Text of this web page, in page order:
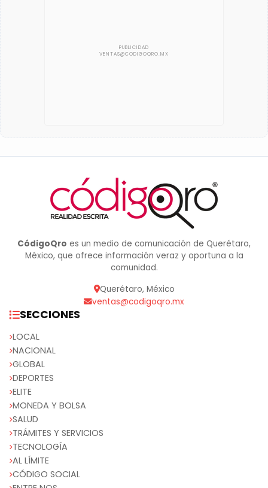
CódigoQro es un medio de comunicación de Querétaro,
México, que ofrece información veraz y oportuna a la
comunidad.
Querétaro, México
ventas@codigoqro.mx
SECCIONES
LOCAL
NACIONAL
GLOBAL
DEPORTES
ELITE
MONEDA Y BOLSA
SALUD
TRÁMITES Y SERVICIOS
TECNOLOGÍA
AL LÍMITE
CÓDIGO SOCIAL